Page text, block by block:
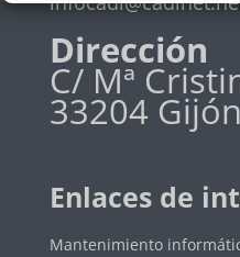
Dirección
C/ Mª
33204
Enlaces de
Mantenimiento